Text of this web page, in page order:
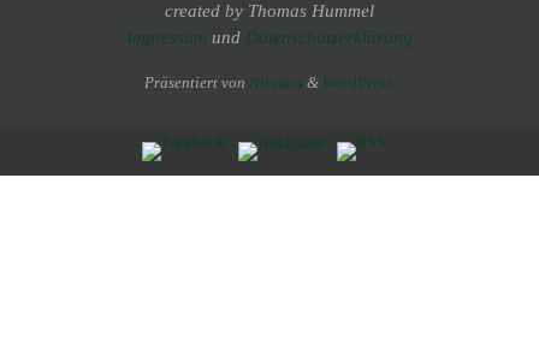
created by Thomas Hummel
Impressum und Datenschutzerklärung
Präsentiert von Nirvana & WordPress.